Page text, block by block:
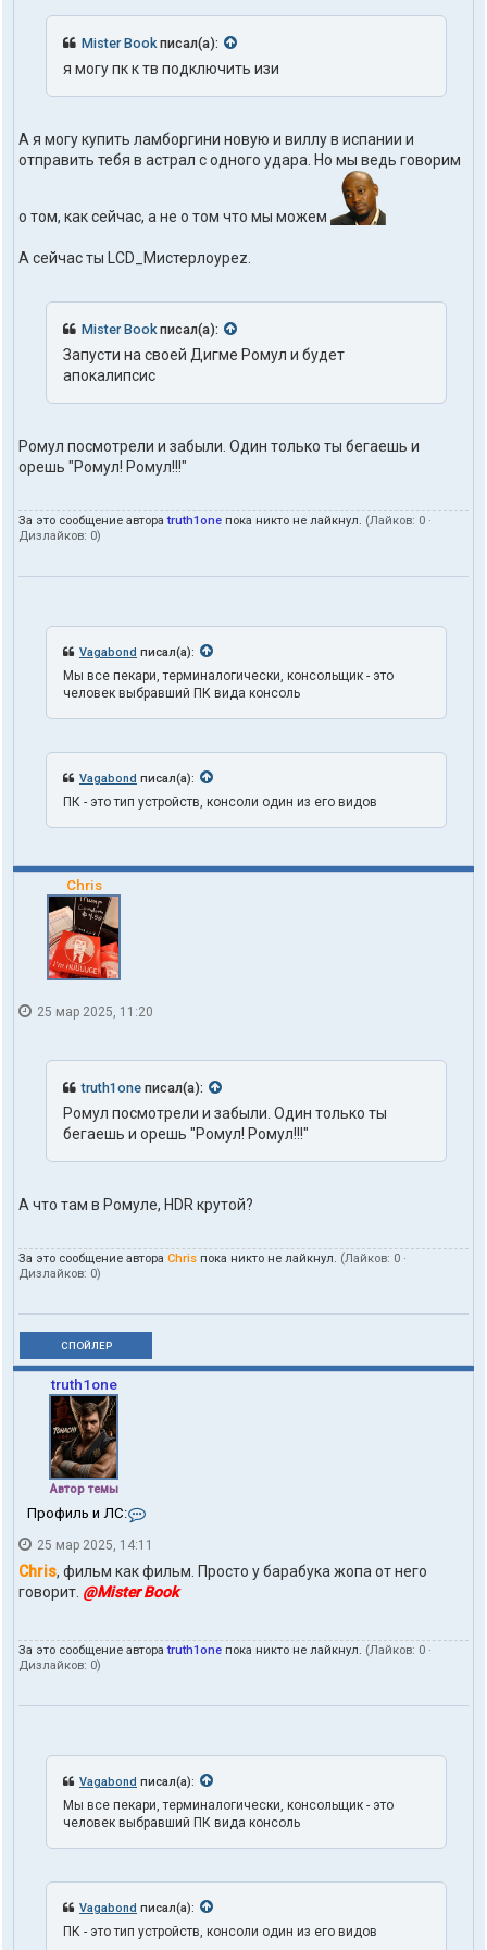
к
т
п
з
о
т
я
r
t
h
1
o
n
Mister Book писал(а):
я могу пк к тв подключить изи
А я могу купить ламборгини новую и виллу в испании и
отправить тебя в астрал с одного удара. Но мы ведь говорим
о том, как сейчас, а не о том что мы можем
А сейчас ты LCD_Мистерлоуреz.
Mister Book писал(а):
Запусти на своей Дигме Ромул и будет
апокалипсис
Ромул посмотрели и забыли. Один только ты бегаешь и
орешь "Ромул! Ромул!!!"
За это сообщение автораtruth1one пока никто не лайкнул. (Лайков: 0 ·
Дизлайков: 0)
Vagabond писал(а):
Мы все пекари, терминалогически, консольщик - это
человек выбравший ПК вида консоль
Vagabond писал(а):
ПК - это тип устройств, консоли один из его видов
Chris
25 мар 2025, 11:20
truth1one писал(а):
Ромул посмотрели и забыли. Один только ты
бегаешь и орешь "Ромул! Ромул!!!"
А что там в Ромуле, HDR крутой?
За это сообщение автора Chris пока никто не лайкнул. (Лайков: 0 ·
Дизлайков: 0)
СПОЙЛЕР
truth1one
Автор темы
Профиль и ЛС:
н
т
а
к
п
ь
в
т
е
л
r
t
h
25 мар 2025, 14:11
Chris, фильм как фильм. Просто у барабука жопа от него
говорит. @Mister Book
За это сообщение автораtruth1one пока никто не лайкнул. (Лайков: 0 ·
Дизлайков: 0)
Vagabond писал(а):
Мы все пекари, терминалогически, консольщик - это
человек выбравший ПК вида консоль
Vagabond писал(а):
ПК - это тип устройств, консоли один из его видов